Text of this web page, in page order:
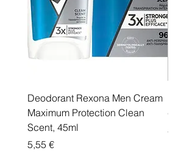
Deodorant Rexona Men Cream
Maximum Protection Clean
Scent, 45ml
Price
5,55 €
Price
5,55 €